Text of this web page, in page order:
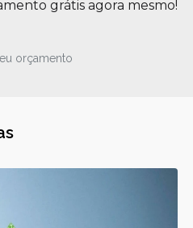
grátis agora mesmo!
orçamento